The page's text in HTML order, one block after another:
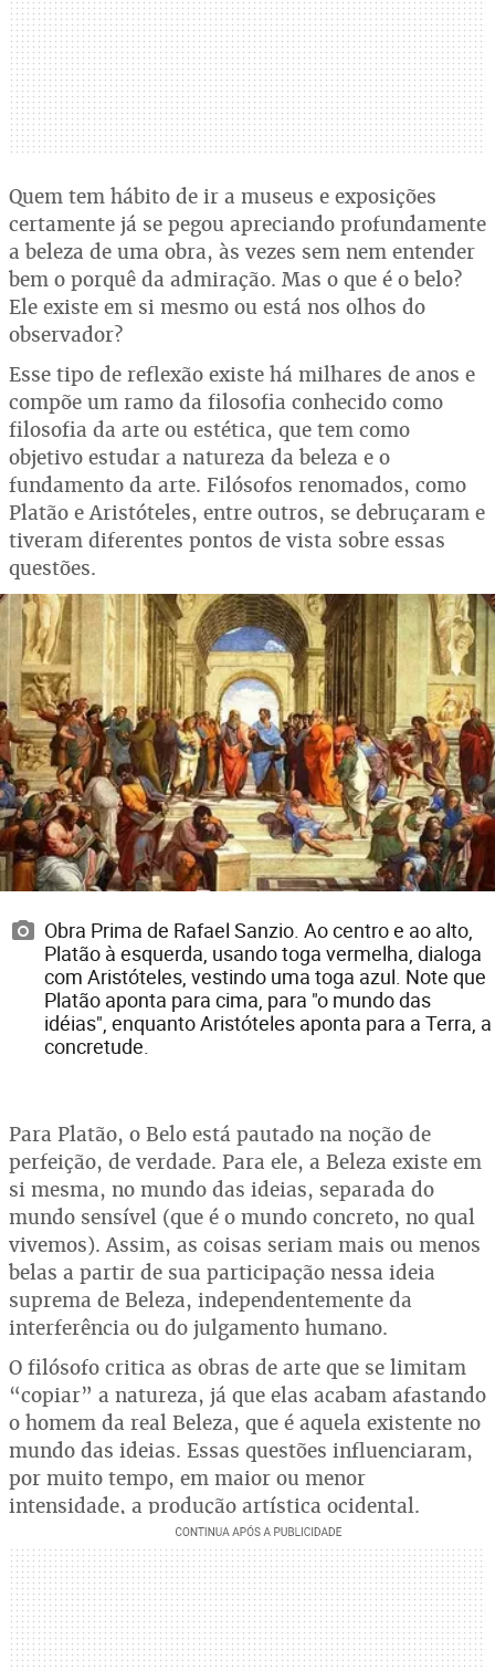
Quem tem hábito de ir a museus e exposições
certamente já se pegou apreciando profundamente
a beleza de uma obra, às vezes sem nem entender
bem o porquê da admiração. Mas o que é o belo?
Ele existe em si mesmo ou está nos olhos do
observador?
Esse tipo de reflexão existe há milhares de anos e
compõe um ramo da filosofia conhecido como
filosofia da arte ou estética, que tem como
objetivo estudar a natureza da beleza e o
fundamento da arte. Filósofos renomados, como
Platão e Aristóteles, entre outros, se debruçaram e
tiveram diferentes pontos de vista sobre essas
questões.
Obra Prima de Rafael Sanzio. Ao centro e ao alto,
Platão à esquerda, usando toga vermelha, dialoga
com Aristóteles, vestindo uma toga azul. Note que
Platão aponta para cima, para "o mundo das
idéias", enquanto Aristóteles aponta para a Terra, a
concretude.
Para Platão, o Belo está pautado na noção de
perfeição, de verdade. Para ele, a Beleza existe em
si mesma, no mundo das ideias, separada do
mundo sensível (que é o mundo concreto, no qual
vivemos). Assim, as coisas seriam mais ou menos
belas a partir de sua participação nessa ideia
suprema de Beleza, independentemente da
interferência ou do julgamento humano.
O filósofo critica as obras de arte que se limitam
“copiar” a natureza, já que elas acabam afastando
o homem da real Beleza, que é aquela existente no
mundo das ideias. Essas questões influenciaram,
por muito tempo, em maior ou menor
intensidade, a produção artística ocidental.